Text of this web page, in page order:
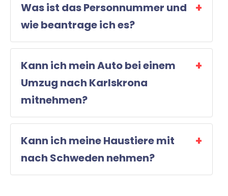
Was ist das Personnummer und
wie beantrage ich es?
Kann ich mein Auto bei einem
Umzug nach Karlskrona
mitnehmen?
Kann ich meine Haustiere mit
nach Schweden nehmen?